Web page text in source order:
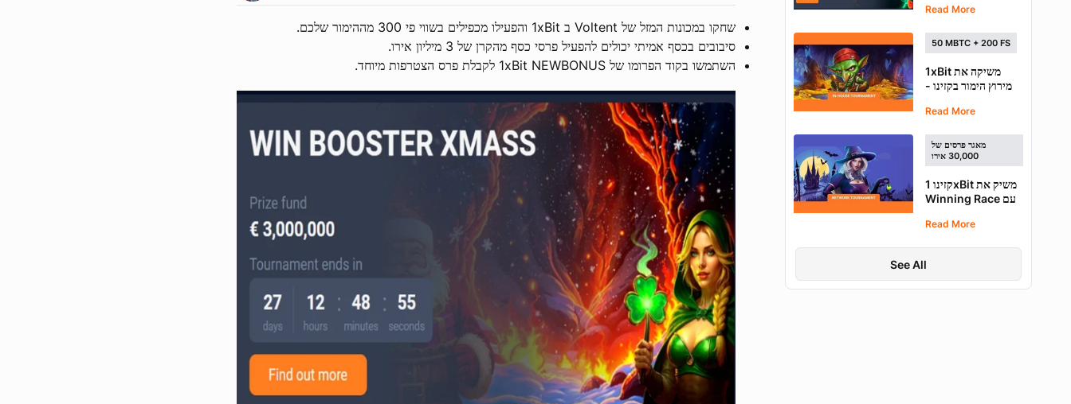
שחקו במכונות המזל של Voltent ב 1xBit והפעילו מכפילים בשווי פי 300 מההימור שלכם.
סיבובים בכסף אמיתי יכולים להפעיל פרסי כסף מהקרן של 3 מיליון אירו.
השתמשו בקוד הפרומו של 1xBit NEWBONUS לקבלת פרס הצטרפות מיוחד.
במשחקי סלוטים
Read More
50 MBTC + 200 FS
1xBit משיקה את
מירוץ הימור בקזינו -
Read More
מאגר פרסים של
30,000 אירו
קזינו 1xBit משיק את
Winning Race עם
€30,000
Read More
See All